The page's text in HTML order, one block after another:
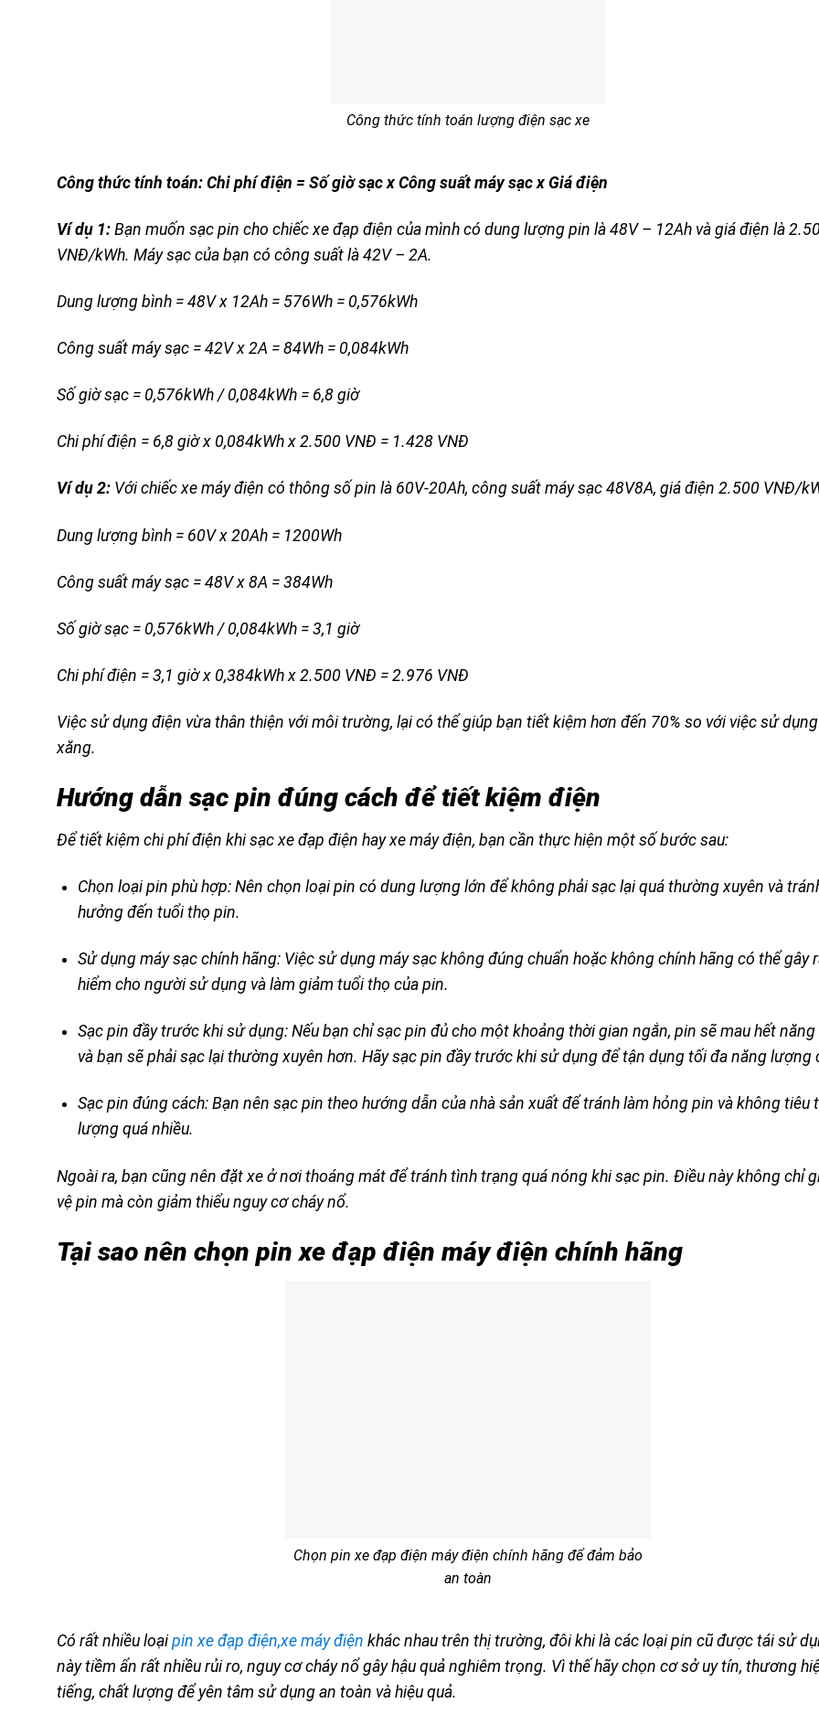
Công thức tính toán lượng điện sạc xe
Công thức tính toán: Chi phí điện = Số giờ sạc x Công suất máy sạc x Giá điện
Ví dụ 1: Bạn muốn sạc pin cho chiếc xe đạp điện của mình có dung lượng pin là 48V – 12Ah và giá điện là
VNĐ/kWh. Máy sạc của bạn có công suất là 42V – 2A.
Dung lượng bình = 48V x 12Ah = 576Wh = 0,576kWh
Công suất máy sạc = 42V x 2A = 84Wh = 0,084kWh
Số giờ sạc = 0,576kWh / 0,084kWh = 6,8 giờ
Chi phí điện = 6,8 giờ x 0,084kWh x 2.500 VNĐ = 1.428 VNĐ
Ví dụ 2: Với chiếc xe máy điện có thông số pin là 60V-20Ah, công suất máy sạc 48V8A, giá điện 2.500 VNĐ/
Dung lượng bình = 60V x 20Ah = 1200Wh
Công suất máy sạc = 48V x 8A = 384Wh
Số giờ sạc = 0,576kWh / 0,084kWh = 3,1 giờ
Chi phí điện = 3,1 giờ x 0,384kWh x 2.500 VNĐ = 2.976 VNĐ
Việc sử dụng điện vừa thân thiện với môi trường, lại có thể giúp bạn tiết kiệm hơn đến 70% so với việc sử
xăng.
Hướng dẫn sạc pin đúng cách để tiết kiệm điện
Để tiết kiệm chi phí điện khi sạc xe đạp điện hay xe máy điện, bạn cần thực hiện một số bước sau:
Chọn loại pin phù hợp: Nên chọn loại pin có dung lượng lớn để không phải sạc lại quá thường xuyên và
hưởng đến tuổi thọ pin.
Sử dụng máy sạc chính hãng: Việc sử dụng máy sạc không đúng chuẩn hoặc không chính hãng có thể gây
hiểm cho người sử dụng và làm giảm tuổi thọ của pin.
Sạc pin đầy trước khi sử dụng: Nếu bạn chỉ sạc pin đủ cho một khoảng thời gian ngắn, pin sẽ mau hết
và bạn sẽ phải sạc lại thường xuyên hơn. Hãy sạc pin đầy trước khi sử dụng để tận dụng tối đa năng lượng
Sạc pin đúng cách: Bạn nên sạc pin theo hướng dẫn của nhà sản xuất để tránh làm hỏng pin và không tiêu
lượng quá nhiều.
Ngoài ra, bạn cũng nên đặt xe ở nơi thoáng mát để tránh tình trạng quá nóng khi sạc pin. Điều này không chỉ
vệ pin mà còn giảm thiểu nguy cơ cháy nổ.
Tại sao nên chọn pin xe đạp điện máy điện chính hãng
Chọn pin xe đạp điện máy điện chính hãng để đảm bảo
an toàn
Có rất nhiều loạipin xe đạp điện,xe máy điện khác nhau trên thị trường, đôi khi là các loại pin cũ được tái sử
này tiềm ẩn rất nhiều rủi ro, nguy cơ cháy nổ gây hậu quả nghiêm trọng. Vì thế hãy chọn cơ sở uy tín, thương
tiếng, chất lượng để yên tâm sử dụng an toàn và hiệu quả.